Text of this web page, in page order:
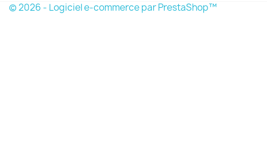
© 2026 - Logiciel e-commerce par PrestaShop™